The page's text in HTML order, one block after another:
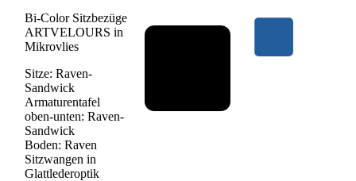
Bi-Color Sitzbezüge
ARTVELOURS in
Mikrovlies
Sitze: Raven-
Sandwick
Armaturentafel
oben-unten: Raven-
Sandwick
Boden: Raven
Sitzwangen in
Glattlederoptik